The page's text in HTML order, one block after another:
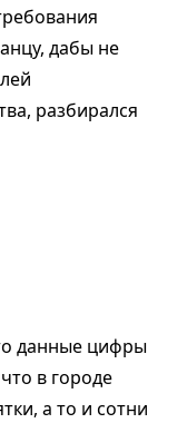
дабы не
разбирался
данные цифры
в городе
а то и сотни